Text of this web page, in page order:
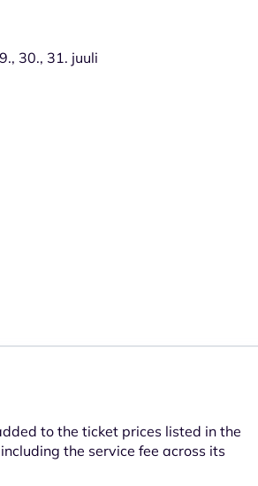
30., 31. juuli
to the ticket prices listed in the
the service fee across its